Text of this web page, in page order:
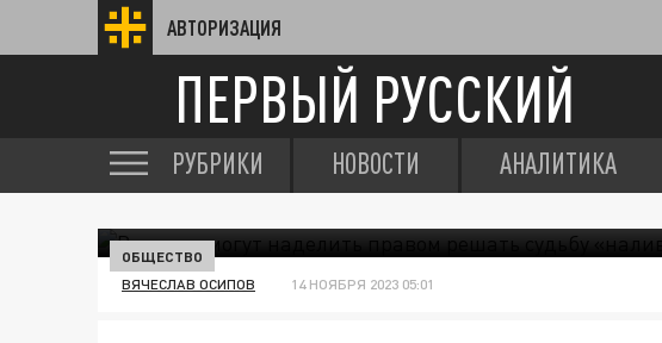
АВТОРИЗАЦИЯ
ПЕРВЫЙ РУССКИЙ
РУБРИКИ НОВОСТИ АНАЛИТИКА
ОБЩЕСТВО
ВЯЧЕСЛАВ ОСИПОВ 14 НОЯБРЯ 2023 05:01